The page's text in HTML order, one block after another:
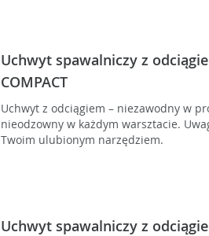
Uchwyt spawalniczy z
COMPACT
Uchwyt z odciągiem – niezawodny w
nieodzowny w każdym warsztacie.
Twoim ulubionym narzędziem.
Uchwyt spawalniczy z